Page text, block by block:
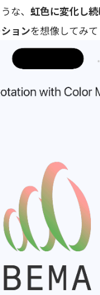
な、 虹色に変化し
ョンを想像してみて